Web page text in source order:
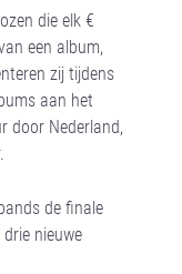
die elk €
een album,
zij tijdens
aan het
door Nederland,
de finale
nieuwe